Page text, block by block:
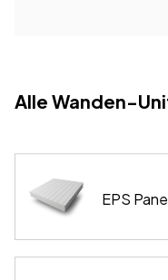
Alle Wanden-
EPS